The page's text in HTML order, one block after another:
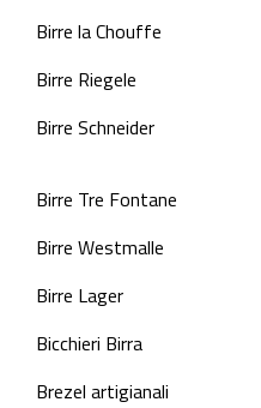
Birre la Chouffe
Birre Riegele
Birre Schneider
Birre Tre Fontane
Birre Westmalle
Birre Lager
Bicchieri Birra
Brezel artigianali